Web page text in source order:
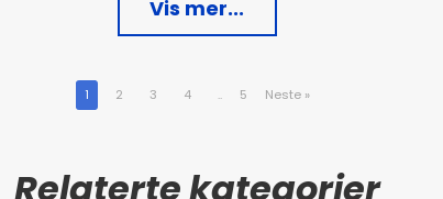
Vis mer...
1 2 3 4 .. 5 Neste »